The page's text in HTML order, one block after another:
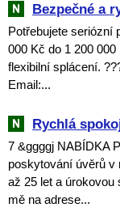
Bezpečné a
Potřebujete seriózní
000 Kč do 1 200
flexibilní splácení.
Email:...
Rychlá
7 &ggggj NABÍDKA
poskytování úvěrů v
až 25 let a úrokovou
mě na adrese...